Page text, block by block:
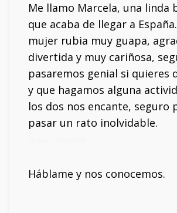
Me llamo Marcela, una linda
que acaba de llegar a
mujer rubia muy guapa,
divertida y muy cariñosa,
pasaremos genial si quieres
y que hagamos alguna
los dos nos encante, seguro
pasar un rato inolvidable.
Háblame y nos conocemos.